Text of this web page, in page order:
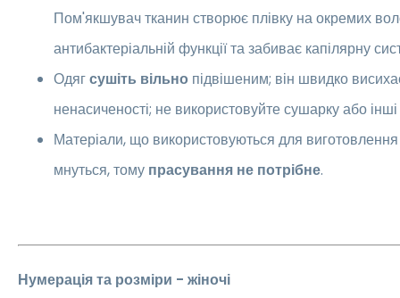
Пом'якшувач тканин створює плівку на окремих
антибактеріальній функції та забиває капілярну
Одягсушіть вільно підвішеним; він швидко
ненасиченості; не використовуйте сушарку або
Матеріали, що використовуються для
мнуться, тому прасування не потрібне.
Нумерація та розміри - жіночі